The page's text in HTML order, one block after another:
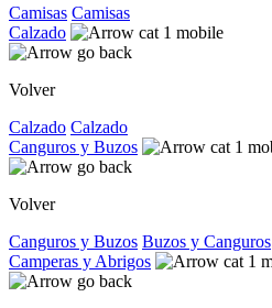
Camisas Camisas
Calzado
Volver
Calzado Calzado
Canguros y Buzos
Volver
Canguros y Buzos Buzos y Canguros
Camperas y Abrigos